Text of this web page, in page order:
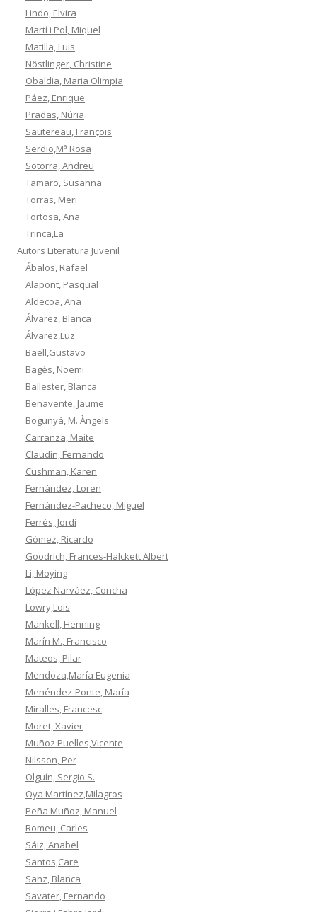
Lindo, Elvira
Martí i Pol, Miquel
Matilla, Luis
Nöstlinger, Christine
Obaldia, Maria Olimpia
Páez, Enrique
Pradas, Núria
Sautereau, François
Serdio,Mª Rosa
Sotorra, Andreu
Tamaro, Susanna
Torras, Meri
Tortosa, Ana
Trinca,La
Autors Literatura Juvenil
Ábalos, Rafael
Alapont, Pasqual
Aldecoa, Ana
Álvarez, Blanca
Álvarez,Luz
Baell,Gustavo
Bagés, Noemi
Ballester, Blanca
Benavente, Jaume
Bogunyà, M. Àngels
Carranza, Maite
Claudín, Fernando
Cushman, Karen
Fernández, Loren
Fernández-Pacheco, Miguel
Ferrés, Jordi
Gómez, Ricardo
Goodrich, Frances-Halckett Albert
Li, Moying
López Narváez, Concha
Lowry,Lois
Mankell, Henning
Marín M., Francisco
Mateos, Pilar
Mendoza,María Eugenia
Menéndez-Ponte, María
Miralles, Francesc
Moret, Xavier
Muñoz Puelles,Vicente
Nilsson, Per
Olguín, Sergio S.
Oya Martínez,Milagros
Peña Muñoz, Manuel
Romeu, Carles
Sáiz, Anabel
Santos,Care
Sanz, Blanca
Savater, Fernando